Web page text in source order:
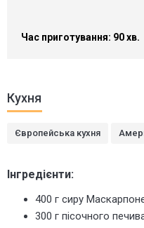
Час приготування: 90 хв.
Кухня
Європейська кухня
Інгредієнти:
400 г сиру
300 г пісочного